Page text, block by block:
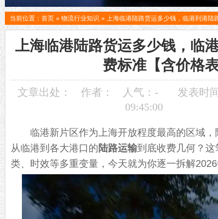
当前位置： 首页 » 物流行业知识 » 上海临港陆路货运多少钱，临港到港陆
上海临港陆路货运多少钱，临
费标准【含价格
文章出处： 作者： 人气： -
发表时
09:45:00
临港新片区作为上海开放程度最高的区域，
从临港到各大港口的陆路运输到底收费几何？
类、时效等多重变量，今天就为你逐一拆解